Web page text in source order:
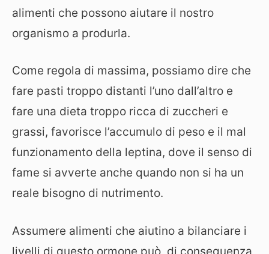
alimenti che possono aiutare il nostro
organismo a produrla.
Come regola di massima, possiamo dire che
fare pasti troppo distanti l’uno dall’altro e
fare una dieta troppo ricca di zuccheri e
grassi, favorisce l’accumulo di peso e il mal
funzionamento della leptina, dove il senso di
fame si avverte anche quando non si ha un
reale bisogno di nutrimento.
Assumere alimenti che aiutino a bilanciare i
livelli di questo ormone può di conseguenza